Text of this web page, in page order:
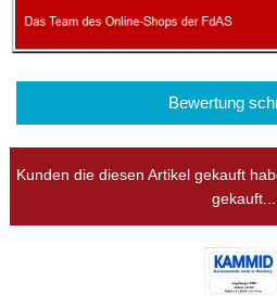
Bewertung
Kunden die diesen Artikel gekauft
gekauft...